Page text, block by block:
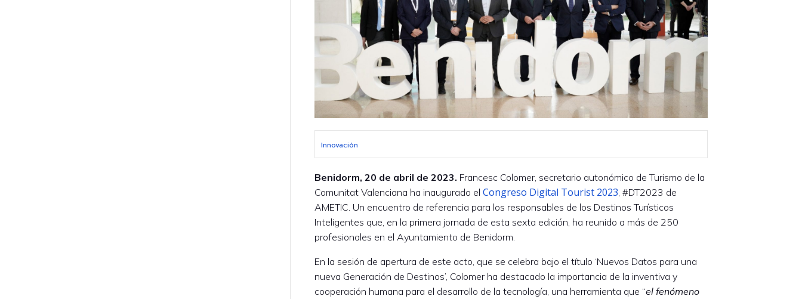
Innovación
Benidorm, 20 de abril de 2023. Francesc Colomer, secretario autonómico de Turismo de la
Comunitat Valenciana ha inaugurado elCongreso Digital Tourist 2023 , #DT2023 de
AMETIC. Un encuentro de referencia para los responsables de los Destinos Turísticos
Inteligentes que, en la primera jornada de esta sexta edición, ha reunido a más de 250
profesionales en el Ayuntamiento de Benidorm.
En la sesión de apertura de este acto, que se celebra bajo el título ‘Nuevos Datos para una
nueva Generación de Destinos’, Colomer ha destacado la importancia de la inventiva y
cooperación humana para el desarrollo de la tecnología, una herramienta que “el fenómeno